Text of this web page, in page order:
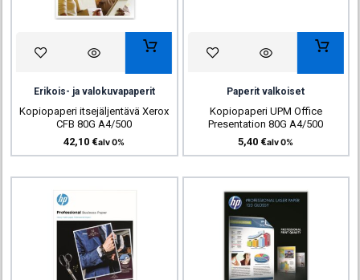
Erikois- ja valokuvapaperit
Kopiopaperi itsejäljentävä Xerox
CFB 80G A4/500
42,10 €alv 0%
Paperit valkoiset
Kopiopaperi UPM Office
Presentation 80G A4/500
5,40 €alv 0%